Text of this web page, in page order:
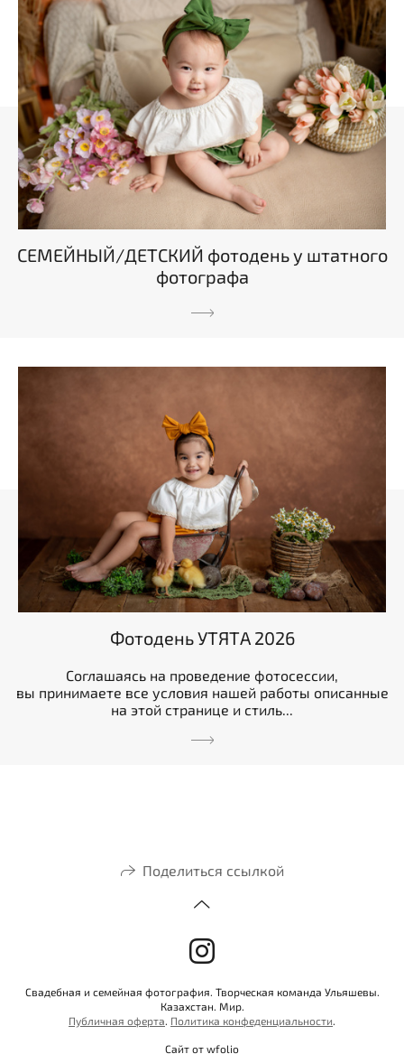
СЕМЕЙНЫЙ/ДЕТСКИЙ фотодень у штатного
фотографа
Фотодень УТЯТА 2026
Соглашаясь на проведение фотосессии,
вы принимаете все условия нашей работы описанные
на этой странице и стиль...
Поделиться ссылкой
Свадебная и семейная фотография. Творческая команда Ульяшевы.
Казахстан. Мир.
Публичная оферта Политика конфеденциальности
Сайт от wfolio